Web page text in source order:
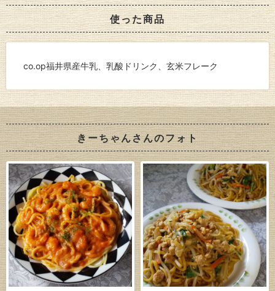
使った商品
co.op福井県産牛乳、乳酸ドリンク、玄米フレーク
きーちゃんさんのフォト